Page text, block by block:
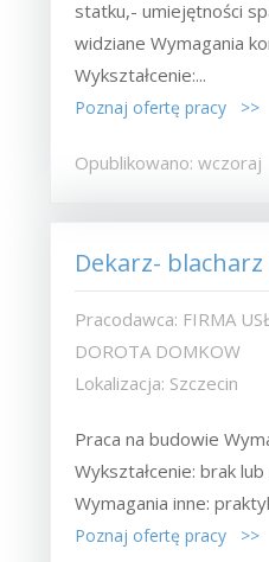
statku,- umiejętności
widziane Wymagania
Wykształcenie:...
Poznaj ofertę pracy >>
Opublikowano: wczoraj
Dekarz-
Pracodawca: FIRMA
DOROTA DOMKOW
Lokalizacja: Szczecin
Praca na budowie
Wykształcenie: brak
Wymagania inne:
Poznaj ofertę pracy >>